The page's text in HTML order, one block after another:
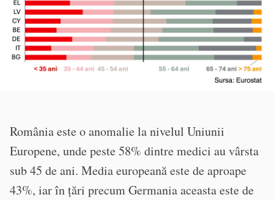
România este o anomalie la nivelul Uniunii
Europene, unde peste 58% dintre medici au vârsta
sub 45 de ani. Media europeană este de aproape
43%, iar în țări precum Germania aceasta este de